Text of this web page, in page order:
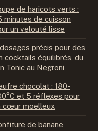
de haricots verts :
minutes de cuisson
un velouté lisse
précis pour des
cocktails équilibrés, du
Tonic au Negroni
chocolat : 180-
et 5 réflexes pour
cœur moelleux
de banane